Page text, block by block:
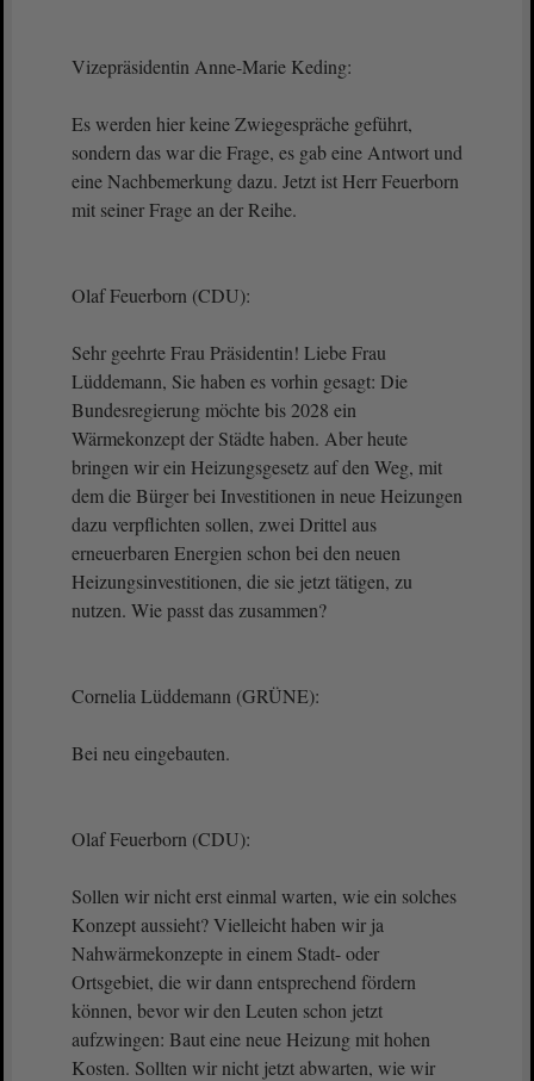
Vizepräsidentin Anne-Marie Keding:
Es werden hier keine Zwiegespräche geführt,
sondern das war die Frage, es gab eine Antwort und
eine Nachbemerkung dazu. Jetzt ist Herr Feuerborn
mit seiner Frage an der Reihe.
Olaf Feuerborn (CDU):
Sehr geehrte Frau Präsidentin! Liebe Frau
Lüddemann, Sie haben es vorhin gesagt: Die
Bundesregierung möchte bis 2028 ein
Wärmekonzept der Städte haben. Aber heute
bringen wir ein Heizungsgesetz auf den Weg, mit
dem die Bürger bei Investitionen in neue Heizungen
dazu verpflichten sollen, zwei Drittel aus
erneuerbaren Energien schon bei den neuen
Heizungsinvestitionen, die sie jetzt tätigen, zu
nutzen. Wie passt das zusammen?
Cornelia Lüddemann (GRÜNE):
Bei neu eingebauten.
Olaf Feuerborn (CDU):
Sollen wir nicht erst einmal warten, wie ein solches
Konzept aussieht? Vielleicht haben wir ja
Nahwärmekonzepte in einem Stadt- oder
Ortsgebiet, die wir dann entsprechend fördern
können, bevor wir den Leuten schon jetzt
aufzwingen: Baut eine neue Heizung mit hohen
Kosten. Sollten wir nicht jetzt abwarten, wie wir